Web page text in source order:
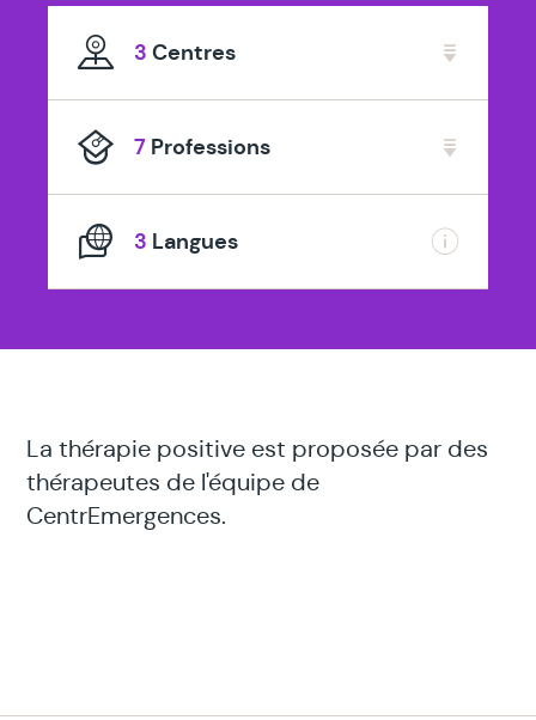
thérapeutes
spécialisé
en
3 Centres
7 Professions
3 Langues
La thérapie positive est proposée par des
thérapeutes de l'équipe de
CentrEmergences.